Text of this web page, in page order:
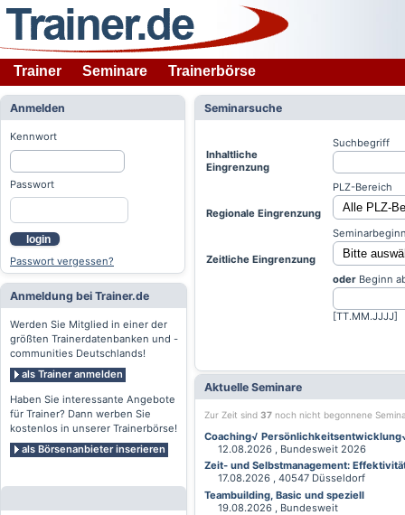
Trainer Seminare Trainerbörse
Anmelden
Kennwort
Passwort
login
Passwort vergessen?
Anmeldung bei Trainer.de
Werden Sie Mitglied in einer der
größten Trainerdatenbanken und -
communities Deutschlands!
als Trainer anmelden
Haben Sie interessante Angebote
für Trainer? Dann werben Sie
kostenlos in unserer Trainerbörse!
als Börsenanbieter inserieren
Seminarsuche
Inhaltliche
Eingrenzung
Suchbegriff
Regionale Eingrenzung
PLZ-Bereich
Zeitliche Eingrenzung
oder Beginn
[TT.MM.JJJJ]
Aktuelle Seminare
Zur Zeit sind 37 noch nicht begonnene
Coaching√
12.08.2026 , Bundesweit 2026
Zeit- und Selbstmanagement:
17.08.2026 , 40547 Düsseldorf
Teambuilding, Basic und speziell
19.08.2026 , Bundesweit